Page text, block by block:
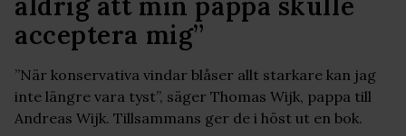
acceptera mig”
”När konservativa vindar blåser allt starkare kan jag
inte längre vara tyst”, säger Thomas Wijk, pappa till
Andreas Wijk. Tillsammans ger de i höst ut en bok.